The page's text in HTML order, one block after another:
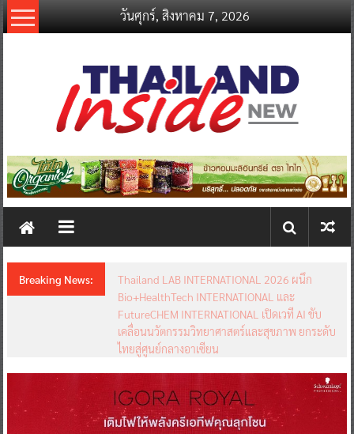
Skip
to
วันศุกร์, สิงหาคม 7, 2026
thailandinsidenew.com
Thailand
New
Breaking News:
Thailand LAB INTERNATIONAL 2026 ผนึก
Bio+HealthTech INTERNATIONAL และ
FutureCHEM INTERNATIONAL เปิดเวที AI ขับ
เคลื่อนนวัตกรรมวิทยาศาสตร์และสุขภาพ ยกระดับ
ไทยสู่ศูนย์กลางอาเซียน